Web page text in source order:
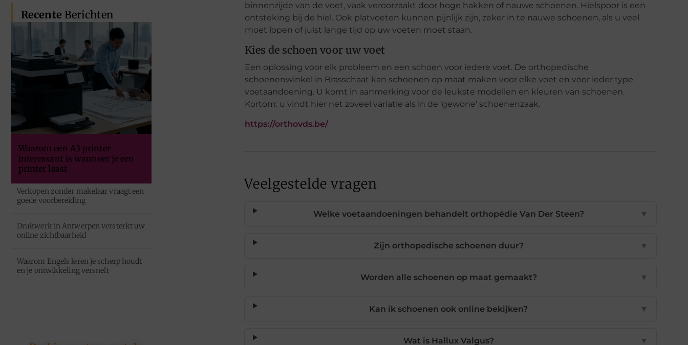
Recente Berichten
Waarom een A3 printer
interessant is wanneer je een
printer least
Verkopen zonder makelaar vraagt een
goede voorbereiding
Drukwerk in Antwerpen versterkt uw
online zichtbaarheid
Waarom Engels leren je scherp houdt
en je ontwikkeling versnelt
binnenzijde van de voet, vaak veroorzaakt door hoge hakken of nauwe schoenen. Hielspoor is een
ontsteking bij de hiel. Ook platvoeten kunnen pijnlijk zijn, zeker in te nauwe schoenen, als u veel
moet lopen of juist lange tijd op uw voeten moet staan.
Kies de schoen voor uw voet
Een oplossing voor elk probleem en een schoen voor iedere voet. De orthopedische
schoenenwinkel in Brasschaat kan schoenen op maat maken voor elke voet en voor ieder type
voetaandoening. U komt in aanmerking voor de leukste modellen en kleuren van schoenen.
Kortom: u vindt hier net zoveel variatie als in de ‘gewone’ schoenenzaak.
https://orthovds.be/
Veelgestelde vragen
Welke voetaandoeningen behandelt orthopédie Van Der Steen? ▼
Zijn orthopedische schoenen duur? ▼
Worden alle schoenen op maat gemaakt? ▼
Kan ik schoenen ook online bekijken? ▼
Wat is Hallux Valgus? ▼